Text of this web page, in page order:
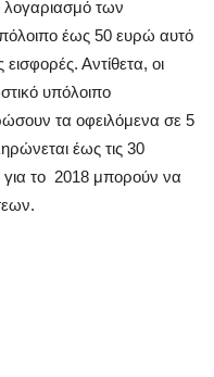
λογαριασμό των
έως 50 ευρώ αυτό
Αντίθετα, οι
υπόλοιπο
τα οφειλόμενα σε 5
έως τις 30
για το 2018 μπορούν να